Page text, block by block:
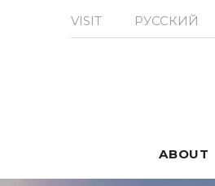
VISIT РУССКИЙ
ABOUT